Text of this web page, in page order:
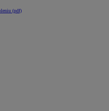
(pdf)